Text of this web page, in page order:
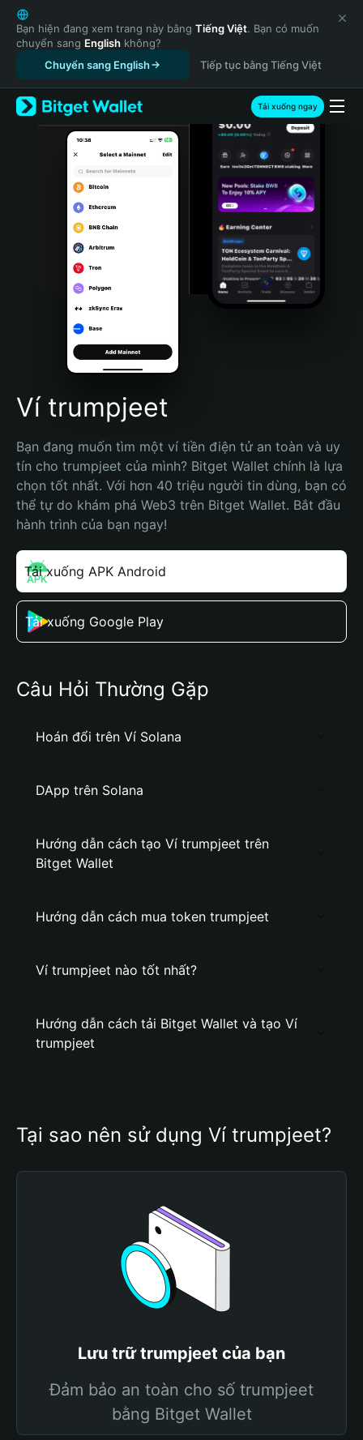
English
日本語
Tiếng Việt
Русский
Español (Latinoamérica)
Türkçe
Italiano
Português (Portugal)
Bahasa Indonesia
Português (Brasil)
Español (Argentina)
Bạn hiện đang xem trang này bằng Tiếng Việt. Bạn có muốn
chuyển sang English không?
Chuyển sang English
Tiếp tục bằng Tiếng Việt
Tải xuống ngay
Ví trumpjeet
Bạn đang muốn tìm một ví tiền điện tử an toàn và uy
tín cho trumpjeet của mình? Bitget Wallet chính là lựa
chọn tốt nhất. Với hơn 40 triệu người tin dùng, bạn có
thể tự do khám phá Web3 trên Bitget Wallet. Bắt đầu
hành trình của bạn ngay!
Tải xuống APK Android
Tải xuống Google Play
Câu Hỏi Thường Gặp
Hoán đổi trên Ví Solana
DApp trên Solana
Hướng dẫn cách tạo Ví trumpjeet trên
Bitget Wallet
Hướng dẫn cách mua token trumpjeet
Ví trumpjeet nào tốt nhất?
Hướng dẫn cách tải Bitget Wallet và tạo Ví
trumpjeet
Tại sao nên sử dụng Ví trumpjeet?
Lưu trữ trumpjeet của bạn
Đảm bảo an toàn cho số trumpjeet
bằng Bitget Wallet